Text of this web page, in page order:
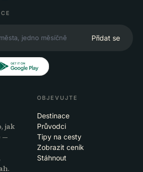
Přidat se
jak
—
OBJEVUJTE
Destinace
Průvodci
Tipy na cesty
Zobrazit ceník
Stáhnout